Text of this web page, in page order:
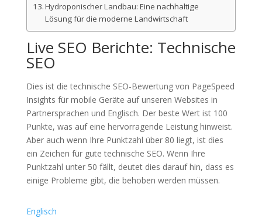
Hydroponischer Landbau: Eine nachhaltige
Lösung für die moderne Landwirtschaft
Live SEO Berichte: Technische
SEO
Dies ist die technische SEO-Bewertung von PageSpeed
Insights für mobile Geräte auf unseren Websites in
Partnersprachen und Englisch. Der beste Wert ist 100
Punkte, was auf eine hervorragende Leistung hinweist.
Aber auch wenn Ihre Punktzahl über 80 liegt, ist dies
ein Zeichen für gute technische SEO. Wenn Ihre
Punktzahl unter 50 fällt, deutet dies darauf hin, dass es
einige Probleme gibt, die behoben werden müssen.
Englisch